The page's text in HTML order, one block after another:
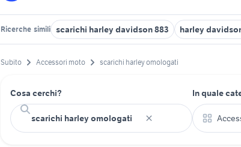
Ricerche simili scarichi harley davidson 883 harley
Subito Accessori moto scarichi harley omologati
Cosa cerchi? In quale